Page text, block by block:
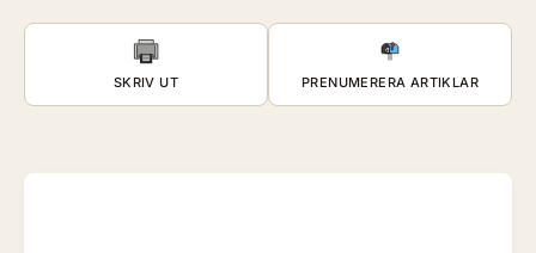
SKRIV UT PRENUMERERA ARTIKLAR